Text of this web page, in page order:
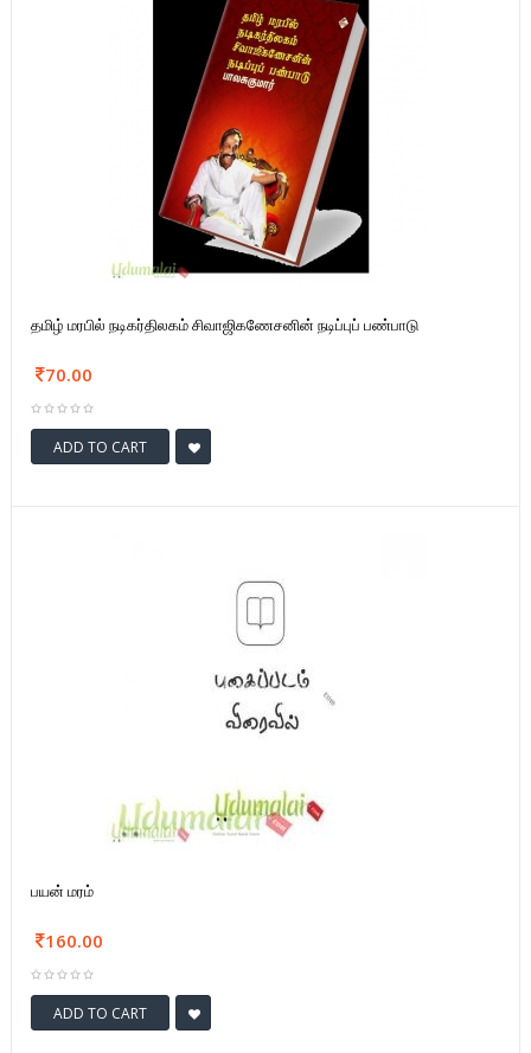
தமிழ் மரபில் நடிகர்திலகம் சிவாஜிகணேசனின் நடிப்புப் பண்பாடு
70.00
ADD TO CART
பயன் மரம்
160.00
ADD TO CART